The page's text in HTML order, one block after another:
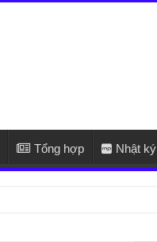
Tổng hợp Nhật ký